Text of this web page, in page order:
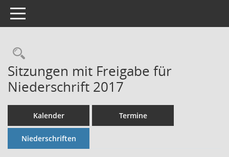
Toggle navigation
Rechercheauswahl
Sitzungen mit Freigabe für
Niederschrift 2017
Kalender Termine
Niederschriften